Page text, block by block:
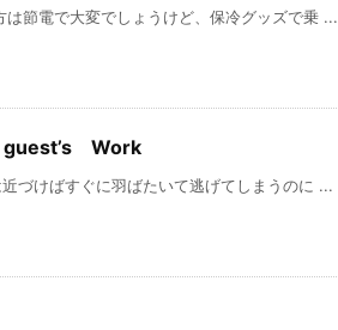
節電で大変でしょうけど、保冷グッズで乗 ...
guest’s Work
づけばすぐに羽ばたいて逃げてしまうのに ...